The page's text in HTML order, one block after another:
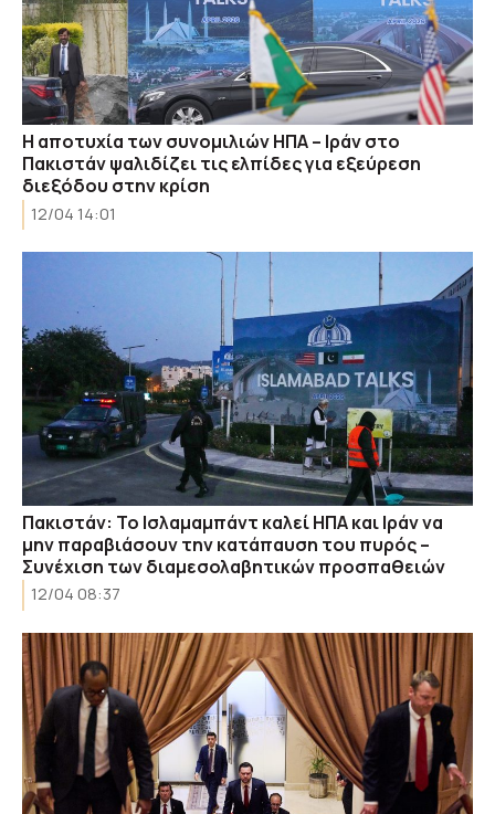
Η αποτυχία των συνομιλιών ΗΠΑ – Ιράν στο
Πακιστάν ψαλιδίζει τις ελπίδες για εξεύρεση
διεξόδου στην κρίση
12/04 14:01
Πακιστάν: Το Ισλαμαμπάντ καλεί ΗΠΑ και Ιράν να
μην παραβιάσουν την κατάπαυση του πυρός –
Συνέχιση των διαμεσολαβητικών προσπαθειών
12/04 08:37